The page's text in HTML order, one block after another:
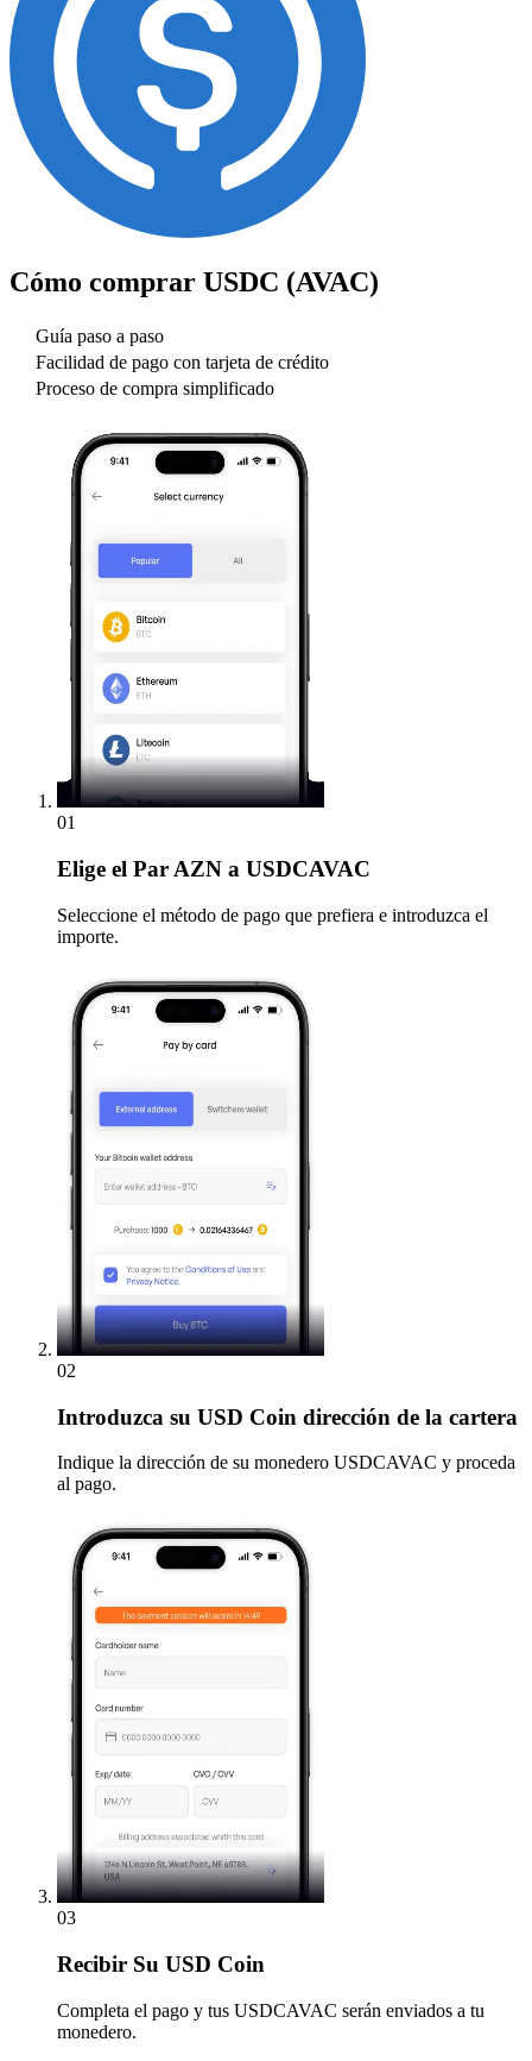
Cómo comprar USDC (AVAC)
Guía paso a paso
Facilidad de pago con tarjeta de crédito
Proceso de compra simplificado
01
Elige el Par AZN a USDCAVAC
Seleccione el método de pago que prefiera e introduzca el
importe.
02
Introduzca su USD Coin dirección de la cartera
Indique la dirección de su monedero USDCAVAC y proceda
al pago.
03
Recibir Su USD Coin
Completa el pago y tus USDCAVAC serán enviados a tu
monedero.